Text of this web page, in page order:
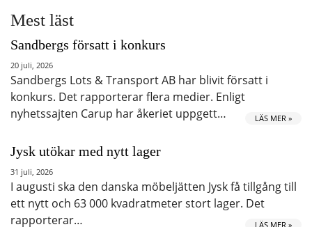
Mest läst
Sandbergs försatt i konkurs
20 juli, 2026
Sandbergs Lots & Transport AB har blivit försatt i
konkurs. Det rapporterar flera medier. Enligt
nyhetssajten Carup har åkeriet uppgett…
LÄS MER »
Jysk utökar med nytt lager
31 juli, 2026
I augusti ska den danska möbeljätten Jysk få tillgång till
ett nytt och 63 000 kvadratmeter stort lager. Det
rapporterar…
LÄS MER »